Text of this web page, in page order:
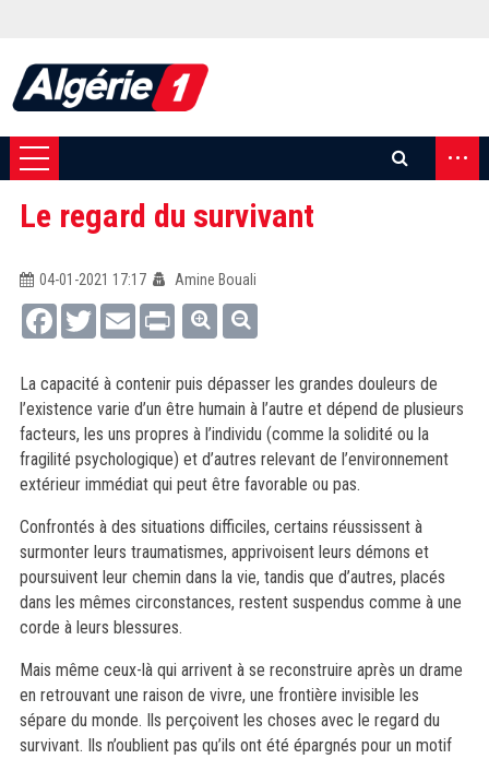
...
Le regard du survivant
04-01-2021 17:17
Amine Bouali
FacebookTwitterEmail Print
La capacité à contenir puis dépasser les grandes douleurs de
l’existence varie d’un être humain à l’autre et dépend de plusieurs
facteurs, les uns propres à l’individu (comme la solidité ou la
fragilité psychologique) et d’autres relevant de l’environnement
extérieur immédiat qui peut être favorable ou pas.
Confrontés à des situations difficiles, certains réussissent à
surmonter leurs traumatismes, apprivoisent leurs démons et
poursuivent leur chemin dans la vie, tandis que d’autres, placés
dans les mêmes circonstances, restent suspendus comme à une
corde à leurs blessures.
Mais même ceux-là qui arrivent à se reconstruire après un drame
en retrouvant une raison de vivre, une frontière invisible les
sépare du monde. Ils perçoivent les choses avec le regard du
survivant. Ils n’oublient pas qu’ils ont été épargnés pour un motif